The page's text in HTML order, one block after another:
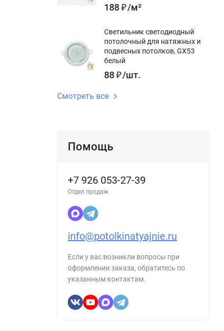
188₽/м²
Светильник светодиодный
потолочный для натяжных и
подвесных потолков, GX53
белый
88₽/шт.
Смотреть все
Помощь
+7 926 053-27-39
Отдел продаж
info@potolkinatyajnie.ru
Если у вас возникли вопросы при
оформлении заказа, обратитесь по
указанным контактам.